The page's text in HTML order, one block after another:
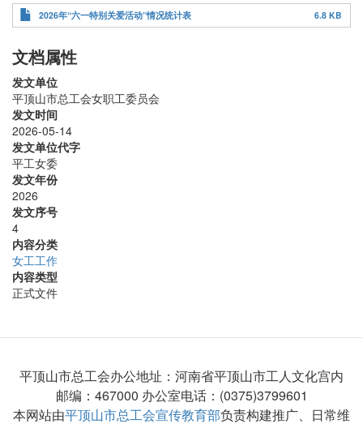
2026年“六一特别关爱活动”情况统计表 6.8 KB
文档属性
发文单位
平顶山市总工会女职工委员会
发文时间
2026-05-14
发文单位代字
平工女委
发文年份
2026
发文序号
4
内容分类
女工工作
内容类型
正式文件
平顶山市总工会办公地址：河南省平顶山市工人文化宫内
邮编：467000 办公室电话：(0375)3799601
本网站由平顶山市总工会宣传教育部负责构建推广、日常维